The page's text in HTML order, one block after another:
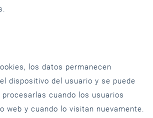
los datos permanecen
dispositivo del usuario y se puede
cuando los usuarios
web y cuando lo visitan nuevamente.